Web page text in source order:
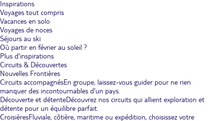
Inspirations
Voyages tout compris
Vacances en solo
Voyages de noces
Séjours au ski
Où partir en février au soleil ?
Plus d'inspirations
Circuits & Découvertes
Nouvelles Frontières
Circuits accompagnésEn groupe, laissez-vous guider pour ne rien
manquer des incontournables d'un pays.
Découverte et détenteDécouvrez nos circuits qui allient exploration et
détente pour un équilibre parfait.
CroisièresFluviale, côtière, maritime ou expédition, choisissez votre